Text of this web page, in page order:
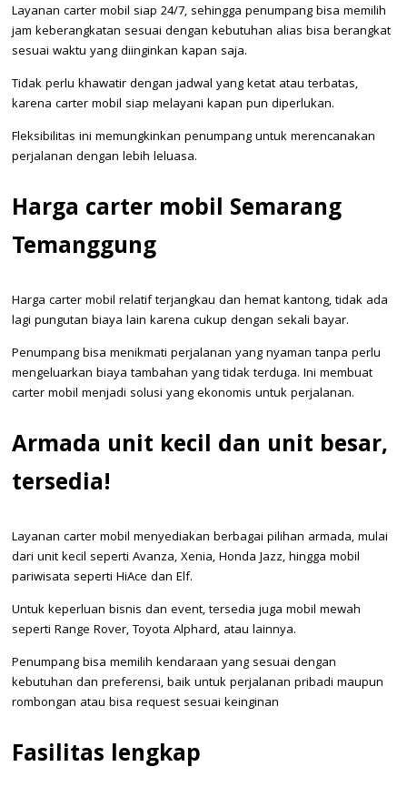
Layanan carter mobil siap 24/7, sehingga penumpang bisa memilih
jam keberangkatan sesuai dengan kebutuhan alias bisa berangkat
sesuai waktu yang diinginkan kapan saja.
Tidak perlu khawatir dengan jadwal yang ketat atau terbatas,
karena carter mobil siap melayani kapan pun diperlukan.
Fleksibilitas ini memungkinkan penumpang untuk merencanakan
perjalanan dengan lebih leluasa.
Harga carter mobil Semarang
Temanggung
Harga carter mobil relatif terjangkau dan hemat kantong, tidak ada
lagi pungutan biaya lain karena cukup dengan sekali bayar.
Penumpang bisa menikmati perjalanan yang nyaman tanpa perlu
mengeluarkan biaya tambahan yang tidak terduga. Ini membuat
carter mobil menjadi solusi yang ekonomis untuk perjalanan.
Armada unit kecil dan unit besar,
tersedia!
Layanan carter mobil menyediakan berbagai pilihan armada, mulai
dari unit kecil seperti Avanza, Xenia, Honda Jazz, hingga mobil
pariwisata seperti HiAce dan Elf.
Untuk keperluan bisnis dan event, tersedia juga mobil mewah
seperti Range Rover, Toyota Alphard, atau lainnya.
Penumpang bisa memilih kendaraan yang sesuai dengan
kebutuhan dan preferensi, baik untuk perjalanan pribadi maupun
rombongan atau bisa request sesuai keinginan
Fasilitas lengkap